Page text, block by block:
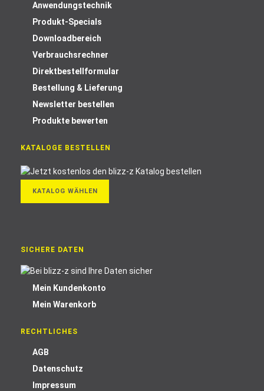
Anwendungstechnik
Produkt-Specials
Downloadbereich
Verbrauchsrechner
Direktbestellformular
Bestellung & Lieferung
Newsletter bestellen
Produkte bewerten
KATALOGE BESTELLEN
KATALOG WÄHLEN
SICHERE DATEN
Mein Kundenkonto
Mein Warenkorb
RECHTLICHES
AGB
Datenschutz
Impressum